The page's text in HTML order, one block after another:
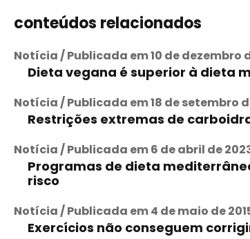
conteúdos relacionados
Notícia / Publicada em 10 de dezembro
Dieta vegana é superior à dieta
Notícia / Publicada em 18 de setembro
Restrições extremas de
Notícia / Publicada em 6 de abril de
Programas de dieta
risco
Notícia / Publicada em 4 de maio de
Exercícios não conseguem